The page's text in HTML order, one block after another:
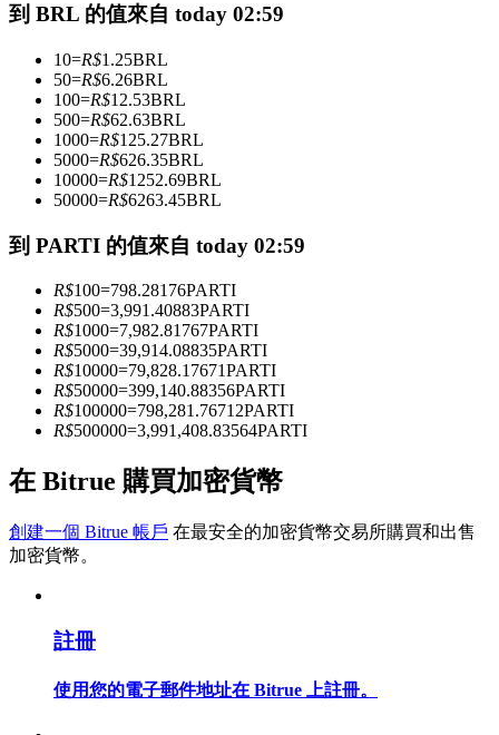
成為跟單交易員
包含交易情況等的大數據分析
到 BRL 的值來自 today 02:59
10=R$1.25BRL
50=R$6.26BRL
100=R$12.53BRL
500=R$62.63BRL
1000=R$125.27BRL
5000=R$626.35BRL
10000=R$1252.69BRL
50000=R$6263.45BRL
到 PARTI 的值來自 today 02:59
R$100=798.28176PARTI
R$500=3,991.40883PARTI
R$1000=7,982.81767PARTI
R$5000=39,914.08835PARTI
R$10000=79,828.17671PARTI
R$50000=399,140.88356PARTI
R$100000=798,281.76712PARTI
R$500000=3,991,408.83564PARTI
在 Bitrue 購買加密貨幣
創建一個 Bitrue 帳戶 在最安全的加密貨幣交易所購買和出售
加密貨幣。
註冊
使用您的電子郵件地址在 Bitrue 上註冊。